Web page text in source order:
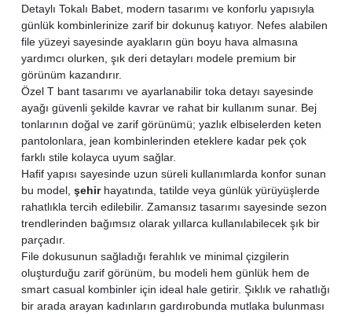
Detaylı Tokalı Babet, modern tasarımı ve konforlu yapısıyla
günlük kombinlerinize zarif bir dokunuş katıyor. Nefes alabilen
file yüzeyi sayesinde ayakların gün boyu hava almasına
yardımcı olurken, şık deri detayları modele premium bir
görünüm kazandırır.
Özel T bant tasarımı ve ayarlanabilir toka detayı sayesinde
ayağı güvenli şekilde kavrar ve rahat bir kullanım sunar. Bej
tonlarının doğal ve zarif görünümü; yazlık elbiselerden keten
pantolonlara, jean kombinlerinden eteklere kadar pek çok
farklı stile kolayca uyum sağlar.
Hafif yapısı sayesinde uzun süreli kullanımlarda konfor sunan
bu model, şehirhayatında, tatilde veya günlük yürüyüşlerde
rahatlıkla tercih edilebilir. Zamansız tasarımı sayesinde sezon
trendlerinden bağımsız olarak yıllarca kullanılabilecek şık bir
parçadır.
File dokusunun sağladığı ferahlık ve minimal çizgilerin
oluşturduğu zarif görünüm, bu modeli hem günlük hem de
smart casual kombinler için ideal hale getirir. Şıklık ve rahatlığı
bir arada arayan kadınların gardırobunda mutlaka bulunması